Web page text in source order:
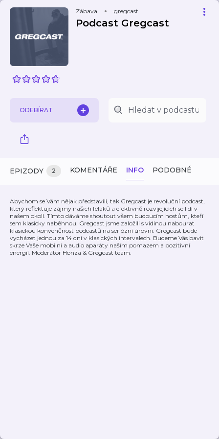
Zábava gregcast
Podcast Gregcast
ODEBÍRAT
EPIZODY 2 KOMENTÁŘE INFO PODOBNÉ
Abychom se Vám nějak představili, tak Gregcast je revoluční podcast,
který reflektuje zájmy našich feláků a efektivně rozvíjejících se lidí v
našem okolí. Tímto dáváme shoutout všem budoucím hostům, kteří
sem klasicky naběhnou. Gregcast jsme založili s vidinou nabourat
klasickou konvenčnost podcastů na seriózní úrovni. Gregcast bude
vycházet jednou za 14 dní v klasických intervalech. Budeme Vás bavit
skrze Vaše mobilní a audio aparáty naším pomazem a pozitivní
energií. Moderátor Honza & Gregcast team.